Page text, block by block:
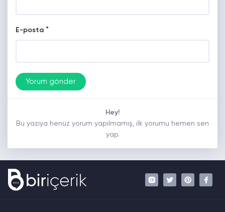
E-posta *
Hey!
Bu yazıya henüz yorum yapılmamış, ilk yorumu hemen sen
yap.